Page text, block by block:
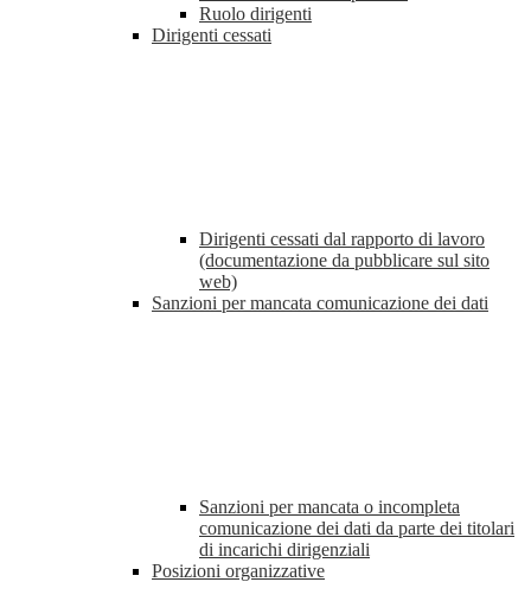
Ruolo dirigenti
Dirigenti cessati
Dirigenti cessati dal rapporto di lavoro
(documentazione da pubblicare sul sito
web)
Sanzioni per mancata comunicazione dei dati
Sanzioni per mancata o incompleta
comunicazione dei dati da parte dei titolari
di incarichi dirigenziali
Posizioni organizzative